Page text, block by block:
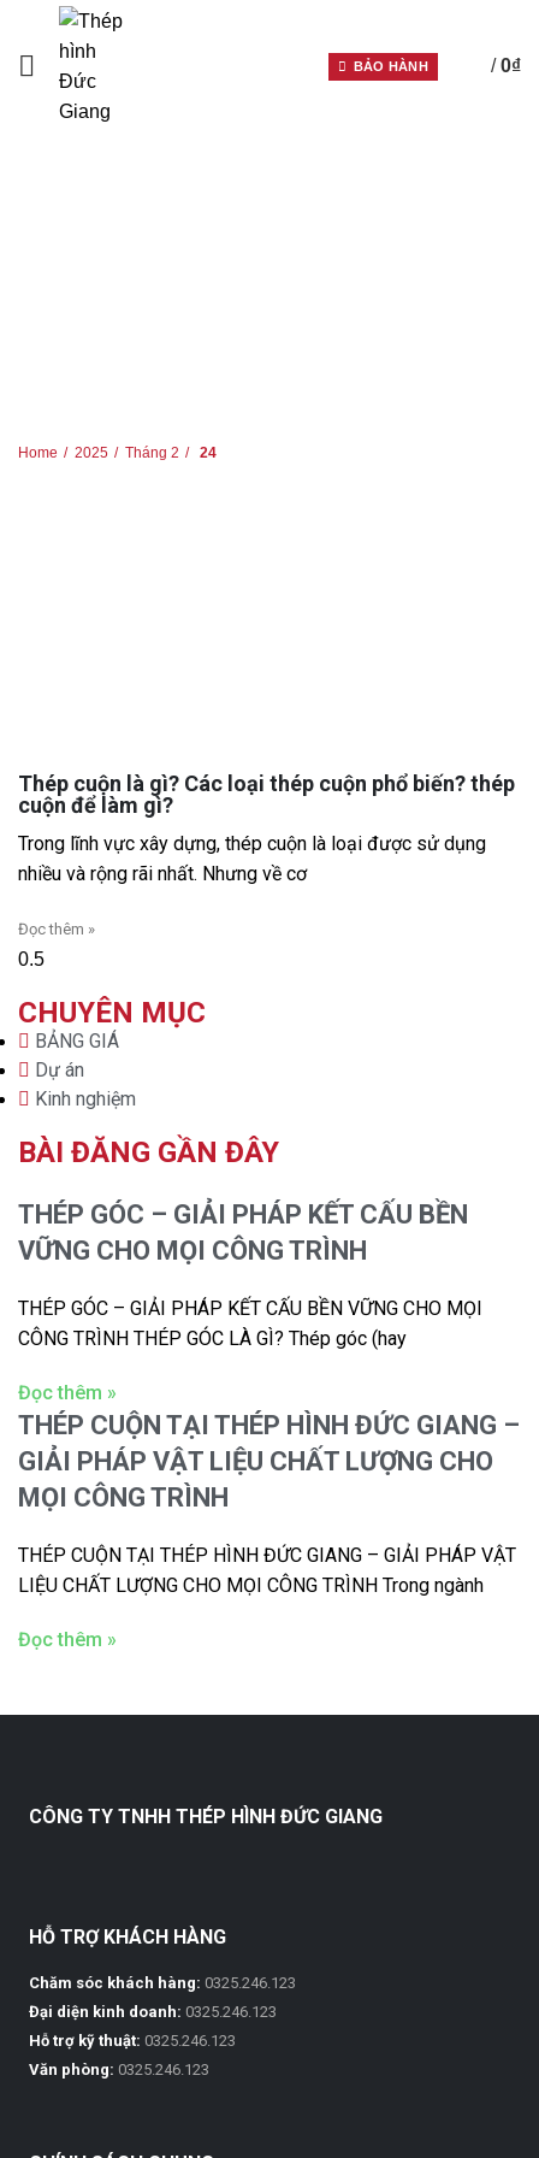
BẢO HÀNH / 0₫
Home 2025 Tháng 2 24
Thép cuộn là gì? Các loại thép cuộn phổ biến? thép
cuộn để làm gì?
Trong lĩnh vực xây dựng, thép cuộn là loại được sử dụng
nhiều và rộng rãi nhất. Nhưng về cơ
Đọc thêm »
CHUYÊN MỤC
BẢNG GIÁ
Dự án
Kinh nghiệm
BÀI ĐĂNG GẦN ĐÂY
THÉP GÓC – GIẢI PHÁP KẾT CẤU BỀN
VỮNG CHO MỌI CÔNG TRÌNH
THÉP GÓC – GIẢI PHÁP KẾT CẤU BỀN VỮNG CHO MỌI
CÔNG TRÌNH THÉP GÓC LÀ GÌ? Thép góc (hay
Đọc thêm »
THÉP CUỘN TẠI THÉP HÌNH ĐỨC GIANG –
GIẢI PHÁP VẬT LIỆU CHẤT LƯỢNG CHO
MỌI CÔNG TRÌNH
THÉP CUỘN TẠI THÉP HÌNH ĐỨC GIANG – GIẢI PHÁP VẬT
LIỆU CHẤT LƯỢNG CHO MỌI CÔNG TRÌNH Trong ngành
Đọc thêm »
CÔNG TY TNHH THÉP HÌNH ĐỨC GIANG
HỖ TRỢ KHÁCH HÀNG
Chăm sóc khách hàng: 0325.246.123
Đại diện kinh doanh: 0325.246.123
Hỗ trợ kỹ thuật: 0325.246.123
Văn phòng: 0325.246.123